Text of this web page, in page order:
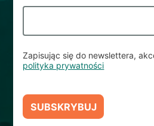
Zapisując się do newslettera,
polityka prywatności
SUBSKRYBUJ